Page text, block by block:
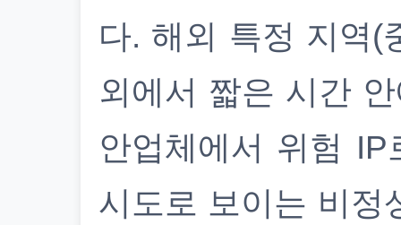
다. 해외 특정 지역(
외에서 짧은 시간
안업체에서 위험
시도로 보이는 비정